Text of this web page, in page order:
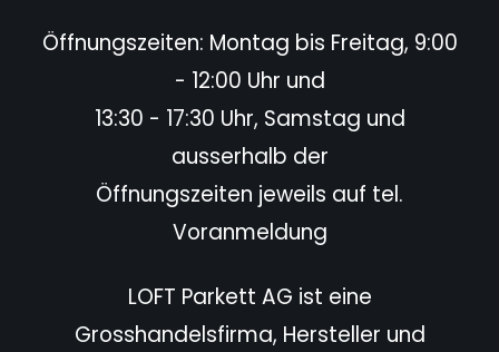
Öffnungszeiten: Montag bis Freitag, 9:00
- 12:00 Uhr und
13:30 - 17:30 Uhr, Samstag und
ausserhalb der
Öffnungszeiten jeweils auf tel.
Voranmeldung
LOFT Parkett AG ist eine
Grosshandelsfirma, Hersteller und